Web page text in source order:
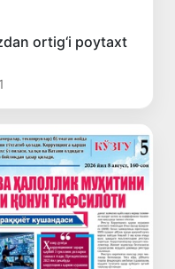
ortig‘i poytaxt